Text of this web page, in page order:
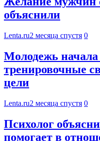
объяснили
Lenta.ru2 месяца спустя 0
Молодежь начала
тренировочные
цели
Lenta.ru2 месяца спустя 0
Психолог
помогает в